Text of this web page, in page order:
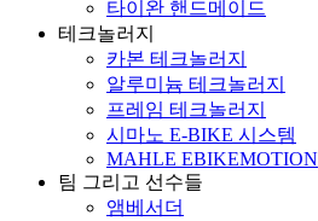
타이완 핸드메이드
테크놀러지
카본 테크놀러지
알루미늄 테크놀러지
프레임 테크놀러지
시마노 E-BIKE 시스템
MAHLE EBIKEMOTION
팀 그리고 선수들
앰베서더